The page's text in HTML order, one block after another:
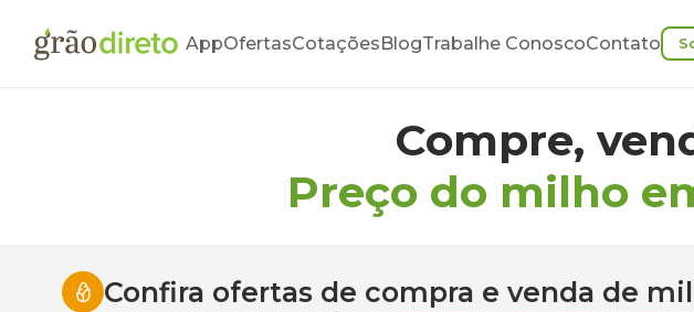
AppOfertasCotaçõesBlogTrabalhe ConoscoContato
Compre,
Preço do milho
Confira ofertas de compra e venda de